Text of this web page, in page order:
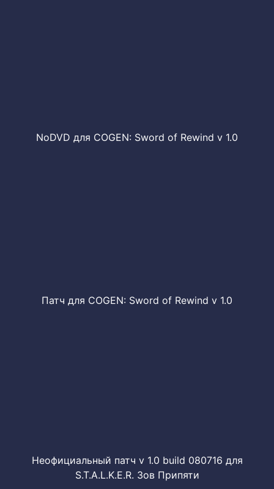
NoDVD для COGEN: Sword of Rewind v 1.0
Патч для COGEN: Sword of Rewind v 1.0
Неофициальный патч v 1.0 build 080716 для
S.T.A.L.K.E.R. Зов Припяти